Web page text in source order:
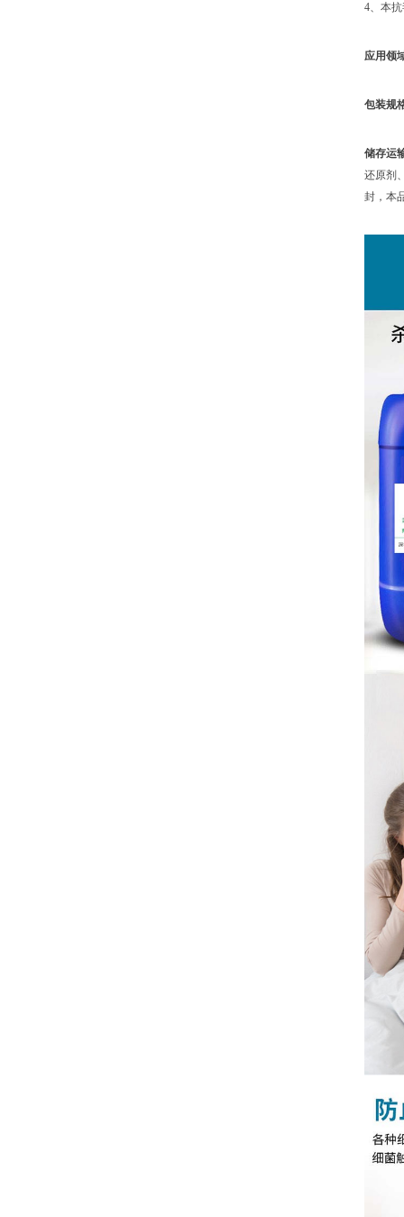
4、本
应用领
包装规
储存运
还原剂
封，本